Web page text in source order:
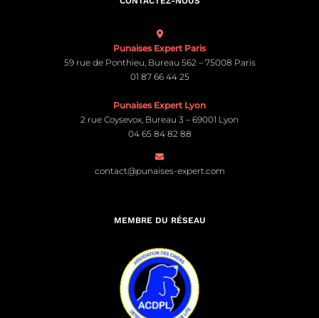
Punaises Expert Paris
59 rue de Ponthieu, Bureau 562 – 75008 Paris
01 87 66 44 25
Punaises Expert Lyon
2 rue Coysevox, Bureau 3 – 69001 Lyon
04 65 84 82 88
contact@punaises-expert.com
MEMBRE DU RÉSEAU